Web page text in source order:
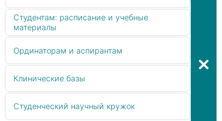
Студентам: расписание и учебные
материалы
Ординаторам и аспирантам
Клинические базы
Студенческий научный кружок